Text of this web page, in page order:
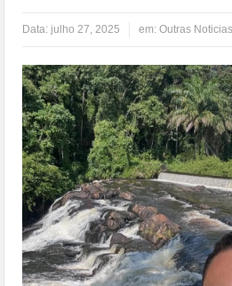
Data: julho 27, 2025 em:Outras Noticias